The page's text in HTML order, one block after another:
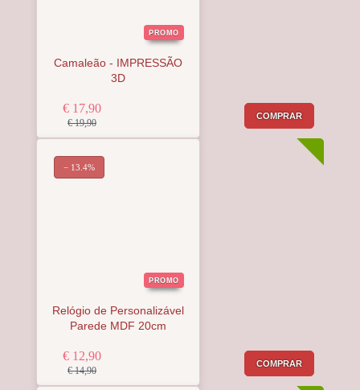
PROMO
Camaleão - IMPRESSÃO
3D
€ 17,90
€ 19,90
COMPRAR
PROMO
Relógio de Personalizável
Parede MDF 20cm
€ 12,90
€ 14,90
COMPRAR
− 13.4%